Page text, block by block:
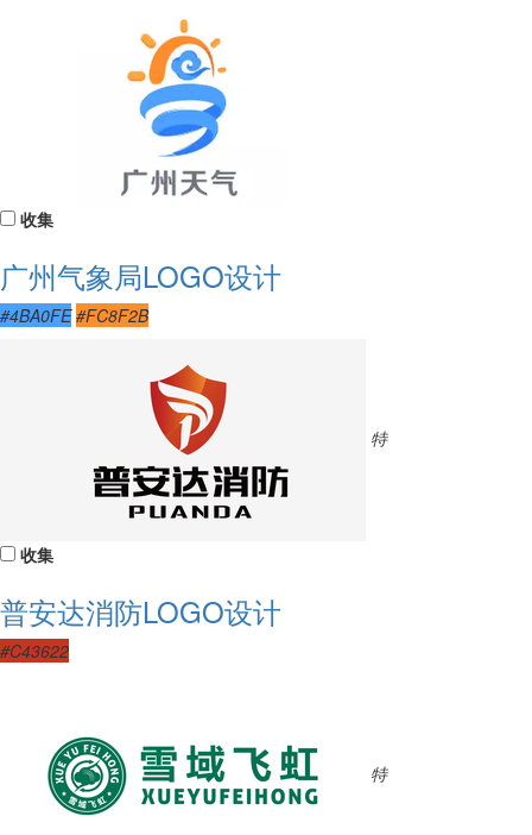
收集
广州气象局LOGO设计
#4BA0FE #FC8F2B
特
收集
普安达消防LOGO设计
#C43622
特